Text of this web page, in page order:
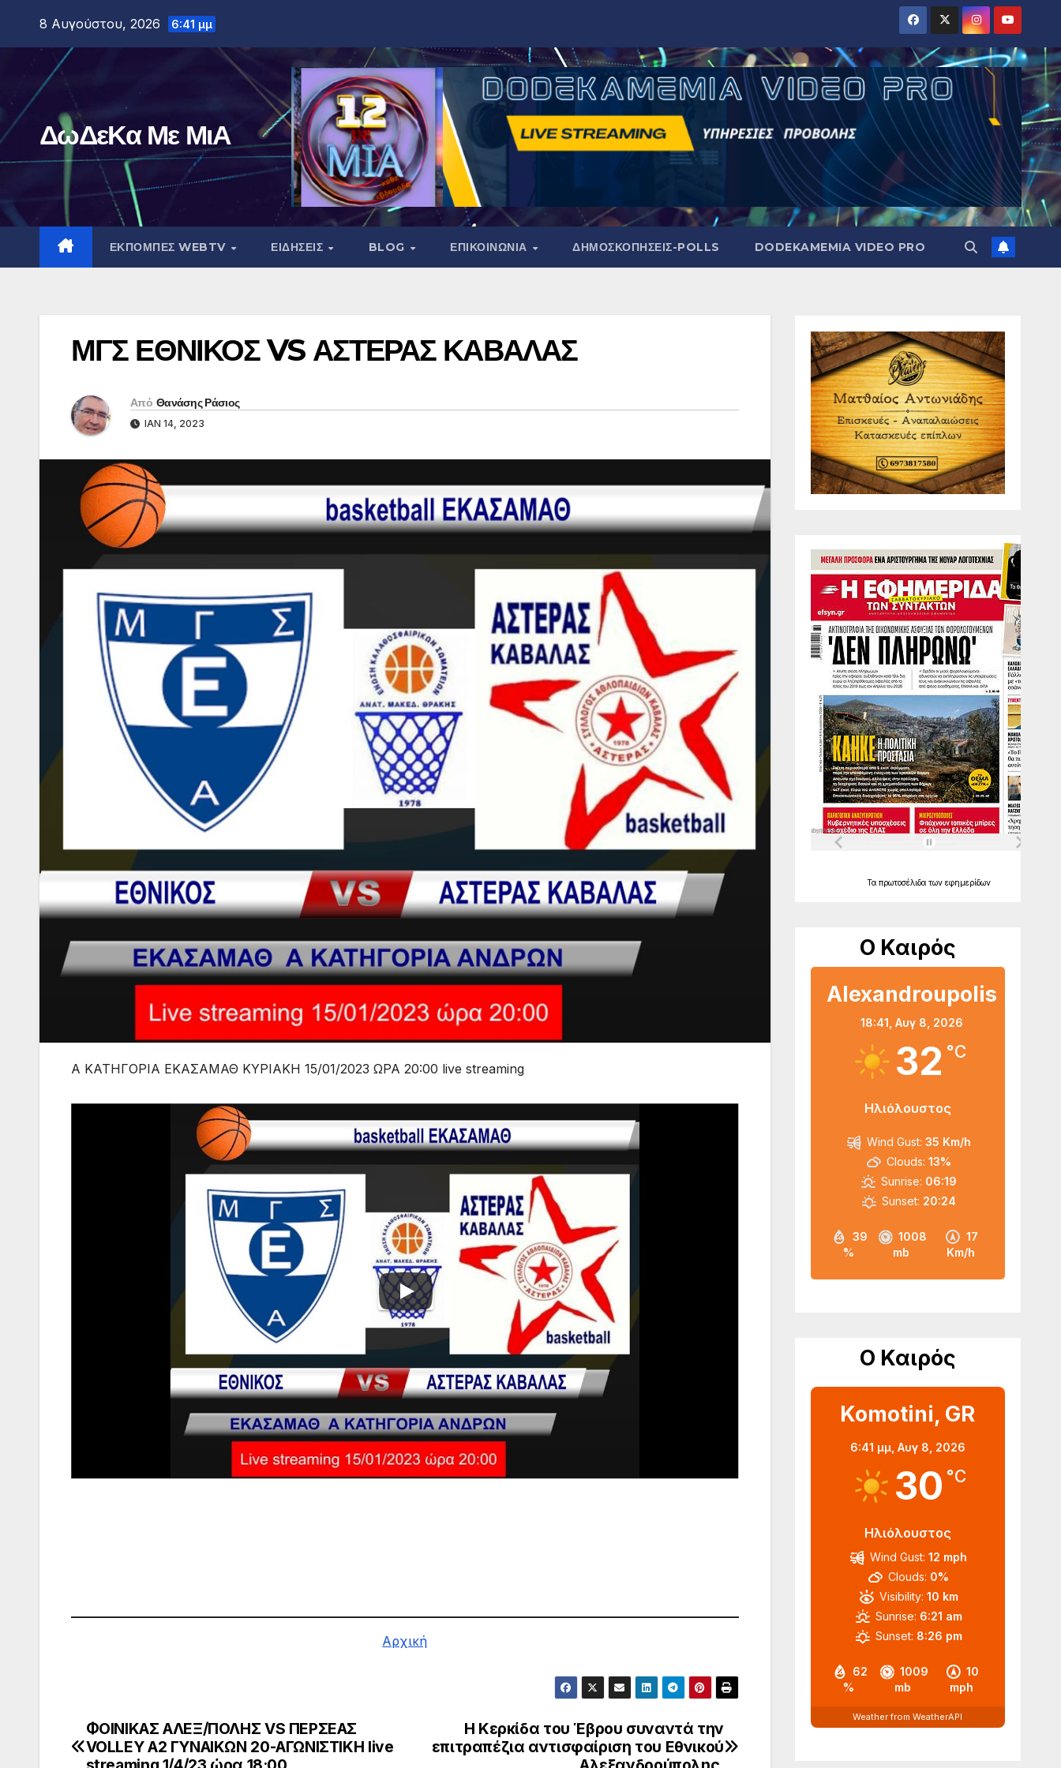
περιεχόμενο
8 Αυγούστου, 2026 6:41 μμ
ΔωΔεΚα Με ΜιΑ
ΕΚΠΟΜΠΕΣ WEBTV ΕΙΔΗΣΕΙΣ BLOG ΕΠΙΚΟΙΝΩΝΙΑ ΔΗΜΟΣΚΟΠΉΣΕΙΣ-POLLS DODEKAMEMIA VIDEO PRO
ΜΓΣ ΕΘΝΙΚΟΣ VS ΑΣΤΕΡΑΣ ΚΑΒΑΛΑΣ
Από Θανάσης Ράσιος
ΙΑΝ 14, 2023
Α ΚΑΤΗΓΟΡΙΑ ΕΚΑΣΑΜΑΘ ΚΥΡΙΑΚΗ 15/01/2023 ΩΡΑ 20:00 live streaming
Αρχική
Πλοήγηση
Η Κερκίδα του Έβρου συναντά την
επιτραπέζια αντισφαίριση του Εθνικού
ΦΟΙΝΙΚΑΣ ΑΛΕΞ/ΠΟΛΗΣ VS ΠΕΡΣΕΑΣ
VOLLEY Α2 ΓΥΝΑΙΚΩΝ 20-ΑΓΩΝΙΣΤΙΚΗ live
Τα πρωτοσέλιδα των εφημερίδων
Ο Καιρός
Alexandroupolis
18:41, Αυγ 8, 2026
32 °C
Ηλιόλουστος
39
%
1008
mb
17
Km/h
Wind Gust: 35 Km/h
Clouds: 13%
Sunrise: 06:19
Sunset: 20:24
Ο Καιρός
Komotini, GR
6:41 μμ, Αυγ 8, 2026
30 °C
Ηλιόλουστος
62
%
1009
mb
10
mph
Wind Gust: 12 mph
Clouds: 0%
Visibility: 10 km
Sunrise: 6:21 am
Sunset: 8:26 pm
Weather from WeatherAPI